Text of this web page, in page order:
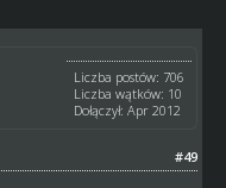
Liczba postów: 706
Liczba wątków: 10
Dołączył: Apr 2012
#49